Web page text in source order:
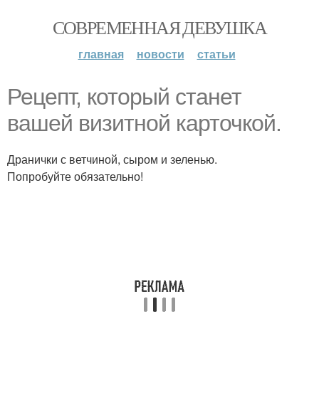
СОВРЕМЕННАЯ ДЕВУШКА
главная новости статьи
Рецепт, который станет
вашей визитной карточкой.
Дранички с ветчиной, сыром и зеленью.
Попробуйте обязательно!